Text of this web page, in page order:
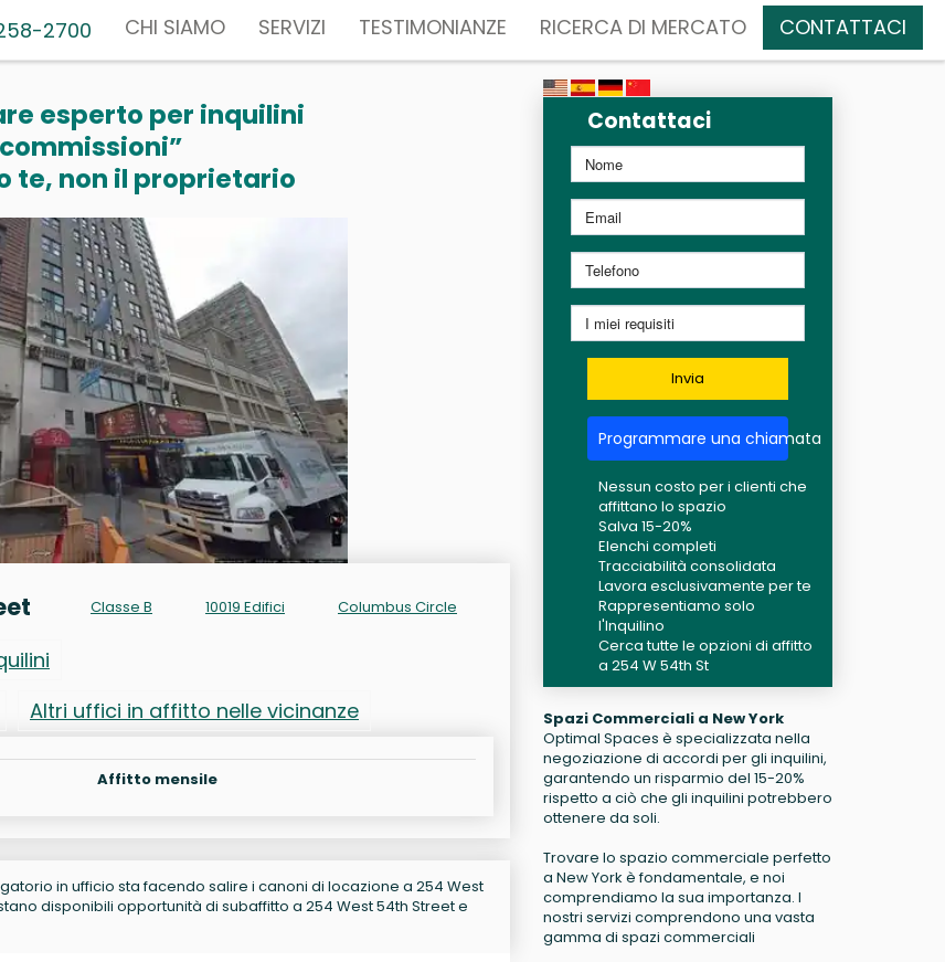
2700 CHI SIAMO SERVIZI TESTIMONIANZE RICERCA DI MERCATO CONTATTACI
esperto per inquilini
te, non il proprietario
Classe B 10019 Edifici Columbus Circle
Altri uffici in affitto nelle vicinanze
Affitto mensile
in ufficio sta facendo salire i canoni di locazione a 254 West
disponibili opportunità di subaffitto a 254 West 54th Street e
Contattaci
Invia
Programmare una chiamata
Nessun costo per i clienti che
affittano lo spazio
Salva 15-20%
Elenchi completi
Tracciabilità consolidata
Lavora esclusivamente per te
Rappresentiamo solo
l'Inquilino
Cerca tutte le opzioni di affitto
a 254 W 54th St
Spazi Commerciali a New York
Optimal Spaces è specializzata nella
negoziazione di accordi per gli inquilini,
garantendo un risparmio del 15-20%
rispetto a ciò che gli inquilini potrebbero
ottenere da soli.
Trovare lo spazio commerciale perfetto
a New York è fondamentale, e noi
comprendiamo la sua importanza. I
nostri servizi comprendono una vasta
gamma di spazi commerciali